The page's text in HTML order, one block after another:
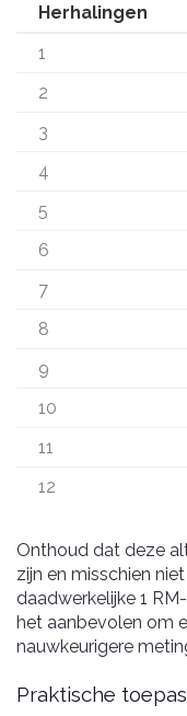
Herhalingen
1
2
3
4
5
6
7
8
9
10
11
12
Onthoud dat deze
zijn en misschien
daadwerkelijke 1
het aanbevolen om
nauwkeurigere
Praktische